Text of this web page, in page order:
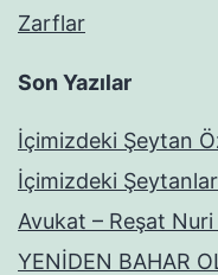
Zarflar
Son Yazılar
İçimizdeki Şeytan
İçimizdeki
Avukat – Reşat
YENİDEN BAHAR